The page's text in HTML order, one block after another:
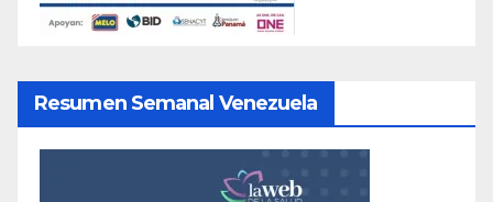
Resumen Semanal Venezuela